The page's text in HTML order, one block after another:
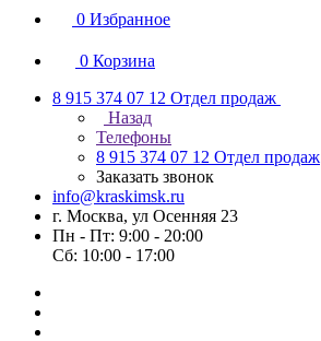
0 Избранное
0 Корзина
8 915 374 07 12 Отдел продаж
Назад
Телефоны
8 915 374 07 12 Отдел продаж
Заказать звонок
info@kraskimsk.ru
г. Москва, ул Осенняя 23
Пн - Пт: 9:00 - 20:00
Сб: 10:00 - 17:00